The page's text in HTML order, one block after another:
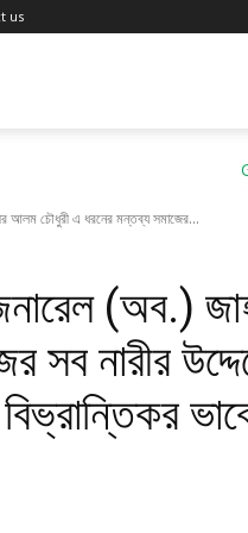
us
আলম চৌধুরী এ ধরনের মন্তব্য সমাজের...
(অব.)
সব নারীর